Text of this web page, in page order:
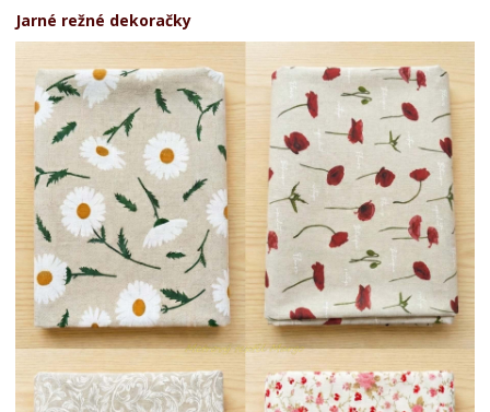
Jarné režné dekoračky